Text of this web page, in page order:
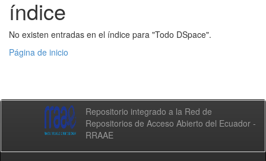
índice
No existen entradas en el índice para "Todo DSpace".
Página de inicio
Repositorio integrado a la Red de
Repositorios de Acceso Abierto del Ecuador -
RRAAE